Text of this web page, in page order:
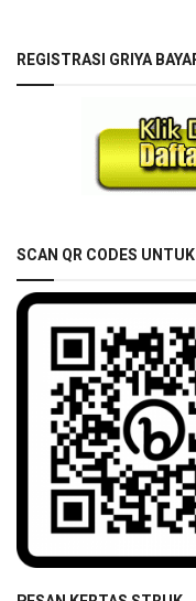
REGISTRASI GRIYA
SCAN QR CODES